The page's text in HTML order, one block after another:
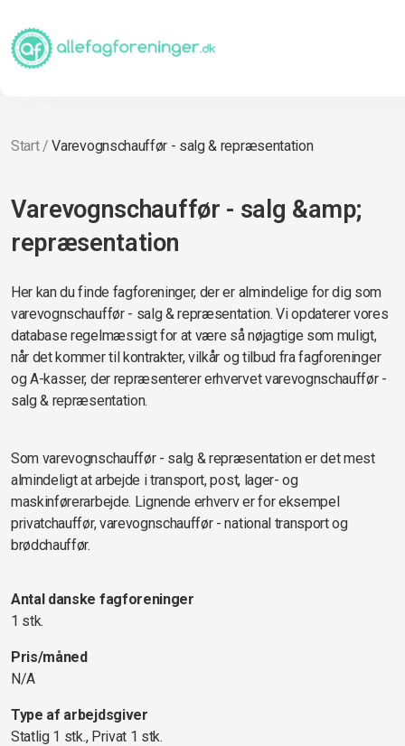
Start/Varevognschauffør - salg & repræsentation
Varevognschauffør - salg &amp;
repræsentation
Her kan du finde fagforeninger, der er almindelige for dig som
varevognschauffør - salg & repræsentation. Vi opdaterer vores
database regelmæssigt for at være så nøjagtige som muligt,
når det kommer til kontrakter, vilkår og tilbud fra fagforeninger
og A-kasser, der repræsenterer erhvervet varevognschauffør -
salg & repræsentation.
Som varevognschauffør - salg & repræsentation er det mest
almindeligt at arbejde i transport, post, lager- og
maskinførerarbejde. Lignende erhverv er for eksempel
privatchauffør, varevognschauffør - national transport og
brødchauffør.
Antal danske fagforeninger
1 stk.
Pris/måned
N/A
Type af arbejdsgiver
Statlig 1 stk., Privat 1 stk.